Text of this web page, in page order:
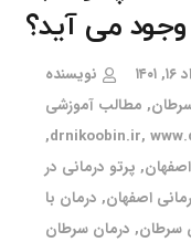
وجود می آید؟
نویسنده
, مطالب آموزشی
drnikoobin.ir,
,
, پرتو درمانی در
اصفهان, درمان با
سرطان, درمان سرطان